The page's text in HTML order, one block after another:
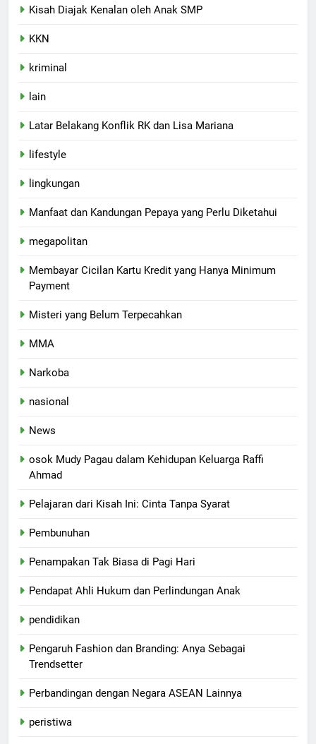
Kisah Diajak Kenalan oleh Anak SMP
KKN
kriminal
lain
Latar Belakang Konflik RK dan Lisa Mariana
lifestyle
lingkungan
Manfaat dan Kandungan Pepaya yang Perlu Diketahui
megapolitan
Membayar Cicilan Kartu Kredit yang Hanya Minimum
Payment
Misteri yang Belum Terpecahkan
MMA
Narkoba
nasional
News
osok Mudy Pagau dalam Kehidupan Keluarga Raffi
Ahmad
Pelajaran dari Kisah Ini: Cinta Tanpa Syarat
Pembunuhan
Penampakan Tak Biasa di Pagi Hari
Pendapat Ahli Hukum dan Perlindungan Anak
pendidikan
Pengaruh Fashion dan Branding: Anya Sebagai
Trendsetter
Perbandingan dengan Negara ASEAN Lainnya
peristiwa